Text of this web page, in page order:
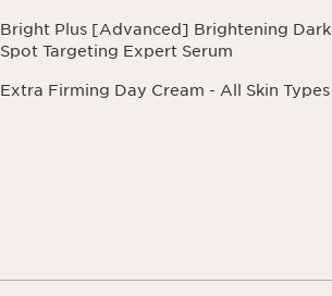
Bright Plus [Advanced] Brightening Dark
Spot Targeting Expert Serum
Extra Firming Day Cream - All Skin Types